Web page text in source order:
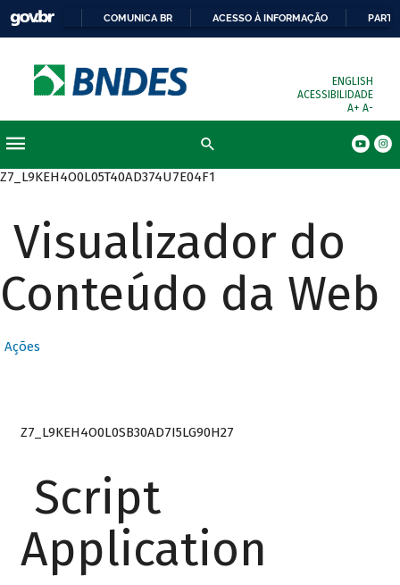
COMUNICA BR ACESSO À INFORMAÇÃO
ENGLISH
ACESSIBILIDADE
A+ A-
Z7_L9KEH4O0L05T40AD374U7E04F1
Visualizador do
Conteúdo da Web
Ações
Z7_L9KEH4O0L0SB30AD7I5LG90H27
Script
Application